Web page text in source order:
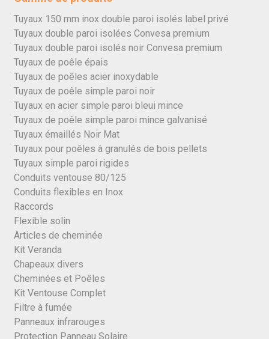
Tuyaux 150 mm inox double paroi isolés label privé
Tuyaux double paroi isolées Convesa premium
Tuyaux double paroi isolés noir Convesa premium
Tuyaux de poêle épais
Tuyaux de poêles acier inoxydable
Tuyaux de poêle simple paroi noir
Tuyaux en acier simple paroi bleui mince
Tuyaux de poêle simple paroi mince galvanisé
Tuyaux émaillés Noir Mat
Tuyaux pour poêles à granulés de bois pellets
Tuyaux simple paroi rigides
Conduits ventouse 80/125
Conduits flexibles en Inox
Raccords
Flexible solin
Articles de cheminée
Kit Veranda
Chapeaux divers
Cheminées et Poêles
Kit Ventouse Complet
Filtre à fumée
Panneaux infrarouges
Protection Panneau Solaire